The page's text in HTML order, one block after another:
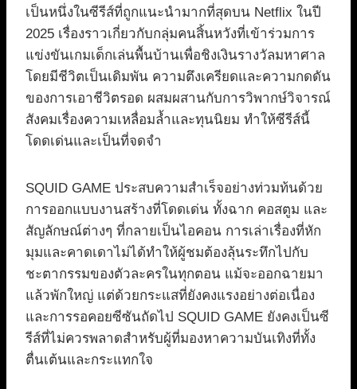
เป็นหนึ่งในซีรีส์ที่ถูกแนะนำมากที่สุดบน Netflix ในปี
2025 เรื่องราวเกี่ยวกับกลุ่มคนสิ้นหวังที่เข้าร่วมการ
แข่งขันเกมเด็กเล่นพื้นบ้านเพื่อชิงเงินรางวัลมหาศาล
โดยมีชีวิตเป็นเดิมพัน ความตึงเครียดและความกดดัน
ของการเอาชีวิตรอด ผสมผสานกับการวิพากษ์วิจารณ์
สังคมเรื่องความเหลื่อมล้ำและทุนนิยม ทำให้ซีรีส์นี้
โดดเด่นและเป็นที่จดจำ
SQUID GAME ประสบความสำเร็จอย่างท่วมท้นด้วย
การออกแบบงานสร้างที่โดดเด่น ทั้งฉาก คอสตูม และ
สัญลักษณ์ต่างๆ ที่กลายเป็นไอคอน การเล่าเรื่องที่หัก
มุมและคาดเดาไม่ได้ทำให้ผู้ชมต้องลุ้นระทึกไปกับ
ชะตากรรมของตัวละครในทุกตอน แม้จะออกฉายมา
แล้วพักใหญ่ แต่ด้วยกระแสที่ยังคงแรงอย่างต่อเนื่อง
และการรอคอยซีซันถัดไป SQUID GAME ยังคงเป็นซี
รีส์ที่ไม่ควรพลาดสำหรับผู้ที่มองหาความบันเทิงที่ทั้ง
ตื่นเต้นและกระแทกใจ